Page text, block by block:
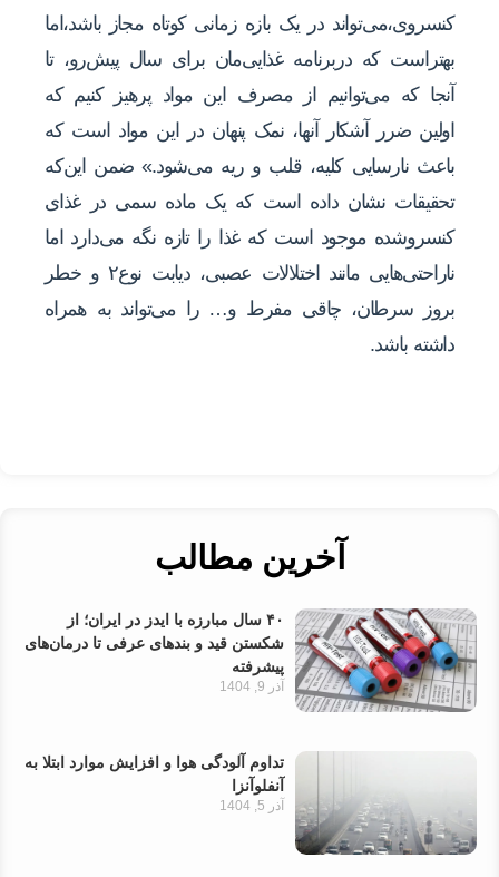
کنسروی،می‌تواند در یک بازه زمانی کوتاه مجاز باشد،اما
بهتراست که دربرنامه غذایی‌مان برای سال پیش‌رو، تا
آنجا که می‌توانیم از مصرف این مواد پرهیز کنیم که
اولین ضرر آشکار آنها، نمک پنهان در این مواد است که
باعث نارسایی کلیه، قلب و ریه می‌شود.» ضمن این‌که
تحقیقات نشان داده است که یک ماده سمی در غذای
کنسروشده موجود است که غذا را تازه نگه می‌دارد اما
ناراحتی‌هایی مانند اختلالات عصبی، دیابت نوع۲ و خطر
بروز سرطان، چاقی مفرط و… را می‌تواند به همراه
داشته باشد.
آخرین مطالب
۴۰ سال مبارزه با ایدز در ایران؛ از
شکستن قید و بندهای عرفی تا درمان‌های
پیشرفته
آذر 9, 1404
تداوم آلودگی هوا و افزایش موارد ابتلا به
آنفلوآنزا
آذر 5, 1404